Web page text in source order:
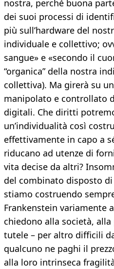
nostra, perché buona
dei suoi processi di
più sull’hardware del
individuale e collettivo;
sangue» e «secondo il
“organica” della nostra
collettiva). Ma girerà su
manipolato e controllato
digitali. Che diritti
un’individualità così
effettivamente in capo a
riducano ad utenze di
vita decise da altri?
del combinato disposto
stiamo costruendo
Frankenstein variamente
chiedono alla società,
tutele – per altro difficili
qualcuno ne paghi il
alla loro intrinseca